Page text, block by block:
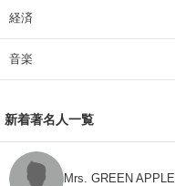
経済
音楽
新着著名人一覧
Mrs. GREEN APPLE